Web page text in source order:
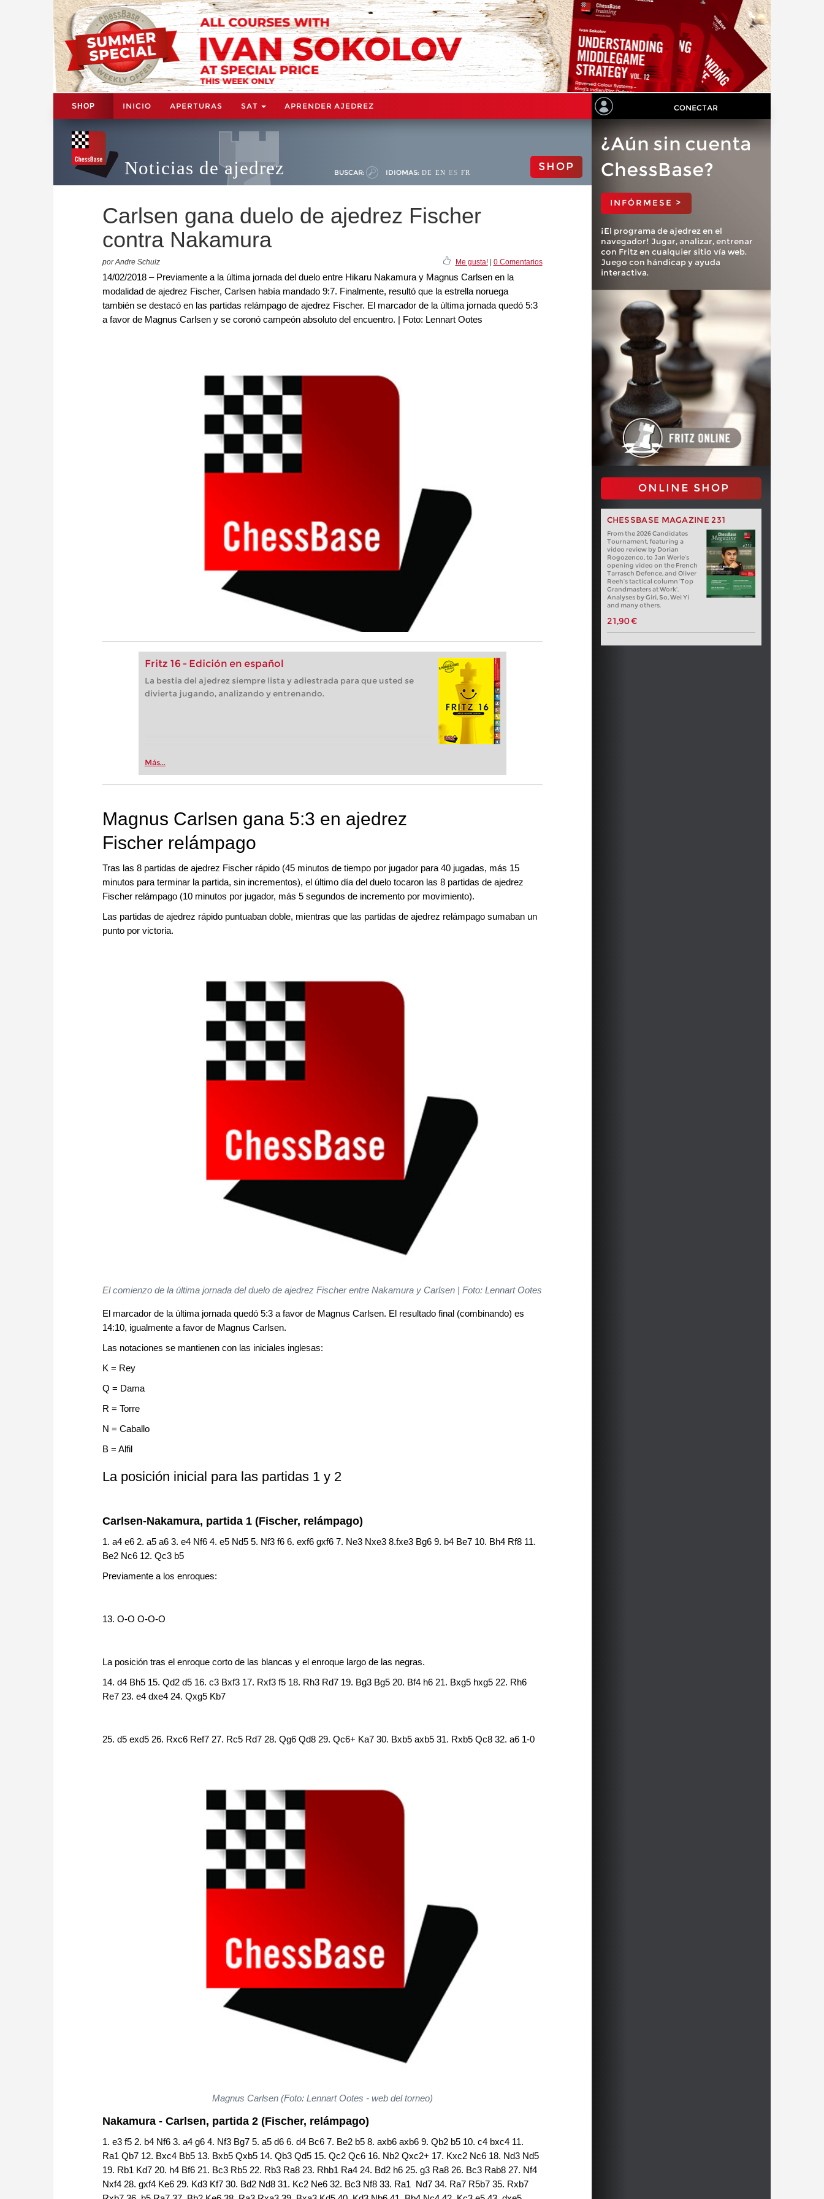
SHOP INICIO APERTURAS SAT APRENDER AJEDREZ CONECTAR
Noticias de ajedrez BUSCAR: IDIOMAS: DE EN ES FR SHOP
Carlsen gana duelo de ajedrez Fischer
contra Nakamura
por Andre Schulz Me gusta!| 0 Comentarios
14/02/2018 – Previamente a la última jornada del duelo entre Hikaru Nakamura y Magnus Carlsen en la
modalidad de ajedrez Fischer, Carlsen había mandado 9:7. Finalmente, resultó que la estrella noruega
también se destacó en las partidas relámpago de ajedrez Fischer. El marcador de la última jornada quedó 5:3
a favor de Magnus Carlsen y se coronó campeón absoluto del encuentro. | Foto: Lennart Ootes
Fritz 16 - Edición en español
La bestia del ajedrez siempre lista y adiestrada para que usted se
divierta jugando, analizando y entrenando.
Más...
¿Aún sin cuenta
ChessBase?
INFÓRMESE >
¡El programa de ajedrez en el
navegador! Jugar, analizar, entrenar
con Fritz en cualquier sitio vía web.
Juego con hándicap y ayuda
interactiva.
ONLINE SHOP
CHESSBASE MAGAZINE 231
From the 2026 Candidates
Tournament, featuring a
video review by Dorian
Rogozenco, to Jan Werle’s
opening video on the French
Tarrasch Defence, and Oliver
Reeh’s tactical column ‘Top
Grandmasters at Work’.
Analyses by Giri, So, Wei Yi
and many others.
21,90 €
Magnus Carlsen gana 5:3 en ajedrez
Fischer relámpago
Tras las 8 partidas de ajedrez Fischer rápido (45 minutos de tiempo por jugador para 40 jugadas, más 15
minutos para terminar la partida, sin incrementos), el último día del duelo tocaron las 8 partidas de ajedrez
Fischer relámpago (10 minutos por jugador, más 5 segundos de incremento por movimiento).
Las partidas de ajedrez rápido puntuaban doble, mientras que las partidas de ajedrez relámpago sumaban un
punto por victoria.
El comienzo de la última jornada del duelo de ajedrez Fischer entre Nakamura y Carlsen | Foto: Lennart Ootes
El marcador de la última jornada quedó 5:3 a favor de Magnus Carlsen. El resultado final (combinando) es
14:10, igualmente a favor de Magnus Carlsen.
Las notaciones se mantienen con las iniciales inglesas:
K = Rey
Q = Dama
R = Torre
N = Caballo
B = Alfil
La posición inicial para las partidas 1 y 2
Carlsen-Nakamura, partida 1 (Fischer, relámpago)
1. a4 e6 2. a5 a6 3. e4 Nf6 4. e5 Nd5 5. Nf3 f6 6. exf6 gxf6 7. Ne3 Nxe3 8.fxe3 Bg6 9. b4 Be7 10. Bh4 Rf8 11.
Be2 Nc6 12. Qc3 b5
Previamente a los enroques:
13. O-O O-O-O
La posición tras el enroque corto de las blancas y el enroque largo de las negras.
14. d4 Bh5 15. Qd2 d5 16. c3 Bxf3 17. Rxf3 f5 18. Rh3 Rd7 19. Bg3 Bg5 20. Bf4 h6 21. Bxg5 hxg5 22. Rh6
Re7 23. e4 dxe4 24. Qxg5 Kb7
25. d5 exd5 26. Rxc6 Ref7 27. Rc5 Rd7 28. Qg6 Qd8 29. Qc6+ Ka7 30. Bxb5 axb5 31. Rxb5 Qc8 32. a6 1-0
Magnus Carlsen (Foto: Lennart Ootes - web del torneo)
Nakamura - Carlsen, partida 2 (Fischer, relámpago)
1. e3 f5 2. b4 Nf6 3. a4 g6 4. Nf3 Bg7 5. a5 d6 6. d4 Bc6 7. Be2 b5 8. axb6 axb6 9. Qb2 b5 10. c4 bxc4 11.
Ra1 Qb7 12. Bxc4 Bb5 13. Bxb5 Qxb5 14. Qb3 Qd5 15. Qc2 Qc6 16. Nb2 Qxc2+ 17. Kxc2 Nc6 18. Nd3 Nd5
19. Rb1 Kd7 20. h4 Bf6 21. Bc3 Rb5 22. Rb3 Ra8 23. Rhb1 Ra4 24. Bd2 h6 25. g3 Ra8 26. Bc3 Rab8 27. Nf4
Nxf4 28. gxf4 Ke6 29. Kd3 Kf7 30. Bd2 Nd8 31. Kc2 Ne6 32. Bc3 Nf8 33. Ra1 Nd7 34. Ra7 R5b7 35. Rxb7